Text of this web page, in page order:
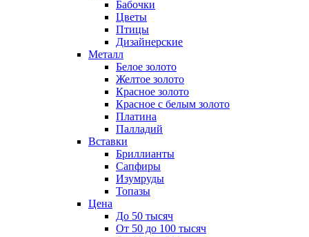
Бабочки
Цветы
Птицы
Дизайнерские
Металл
Белое золото
Желтое золото
Красное золото
Красное с белым золото
Платина
Палладий
Вставки
Бриллианты
Сапфиры
Изумруды
Топазы
Цена
До 50 тысяч
От 50 до 100 тысяч